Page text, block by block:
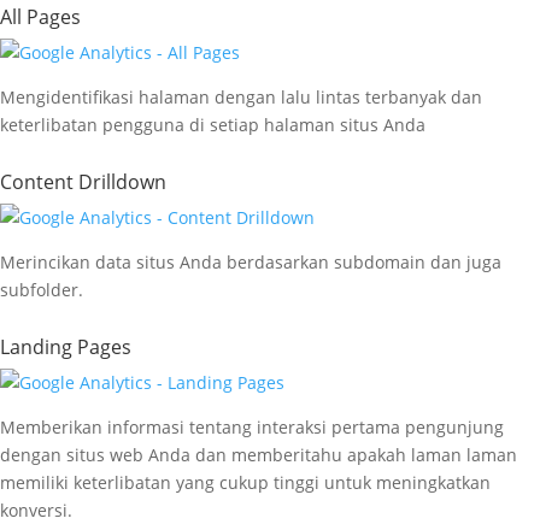
All Pages
Mengidentifikasi halaman dengan lalu lintas terbanyak dan
keterlibatan pengguna di setiap halaman situs Anda
Content Drilldown
Merincikan data situs Anda berdasarkan subdomain dan juga
subfolder.
Landing Pages
Memberikan informasi tentang interaksi pertama pengunjung
dengan situs web Anda dan memberitahu apakah laman laman
memiliki keterlibatan yang cukup tinggi untuk meningkatkan
konversi.